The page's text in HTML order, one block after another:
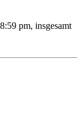
pm, insgesamt